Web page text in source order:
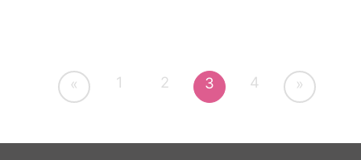
« 1 2 3 4 »